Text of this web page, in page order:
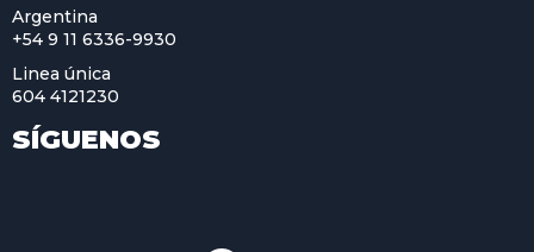
Argentina
+54 9 11 6336-9930
Linea única
604 4121230
SÍGUENOS